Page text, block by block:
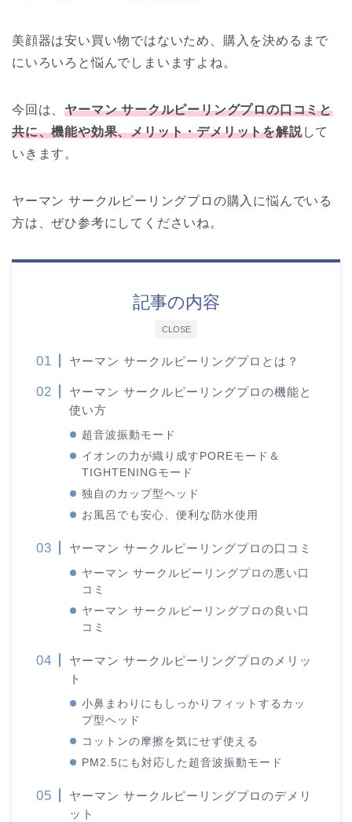
美顔器は安い買い物ではないため、購入を決めるまで
にいろいろと悩んでしまいますよね。
今回は、ヤーマン サークルピーリングプロの口コミと
共に、機能や効果、メリット・デメリットを解説して
いきます。
ヤーマン サークルピーリングプロの購入に悩んでいる
方は、ぜひ参考にしてくださいね。
CLOSE
記事の内容
ヤーマン サークルピーリングプロとは？
ヤーマン サークルピーリングプロの機能と
使い方
超音波振動モード
イオンの力が織り成すPOREモード＆
TIGHTENINGモード
独自のカップ型ヘッド
お風呂でも安心、便利な防水使用
ヤーマン サークルピーリングプロの口コミ
ヤーマン サークルピーリングプロの悪い口
コミ
ヤーマン サークルピーリングプロの良い口
コミ
ヤーマン サークルピーリングプロのメリッ
ト
小鼻まわりにもしっかりフィットするカッ
プ型ヘッド
コットンの摩擦を気にせず使える
PM2.5にも対応した超音波振動モード
ヤーマン サークルピーリングプロのデメリ
ット